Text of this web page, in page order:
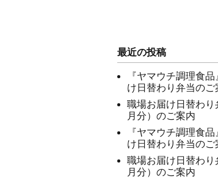
最近の投稿
『ヤマウチ調理食
け日替わり弁当のご
職場お届け日替わ
月分）のご案内
『ヤマウチ調理食
け日替わり弁当のご
職場お届け日替わ
月分）のご案内